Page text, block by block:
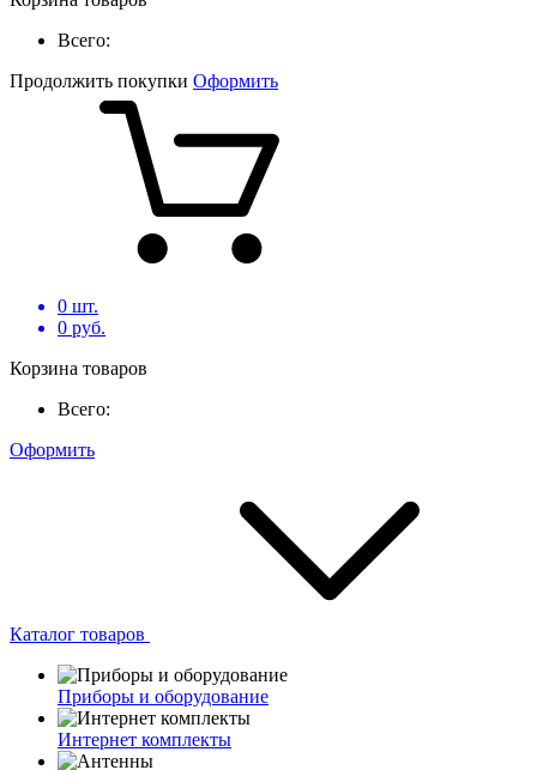
Всего:
Продолжить покупки Оформить
0 шт.
0 руб.
Корзина товаров
Всего:
Оформить
Каталог товаров
Приборы и оборудование
Интернет комплекты